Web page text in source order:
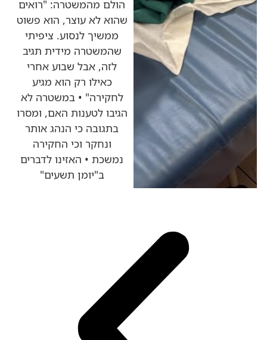
הולם מהמשטרה: "רואים
שהוא לא עוצר, הוא פשוט
ממשיך לנסוע. ציפיתי
שהמשטרה מידית תגיב
לזה, אבל שבוע אחרי
כאילו רק הוא מגיע
לחקירה" • במשטרה לא
הגיבו לטענות האם, ומסרו
בתגובה כי הנהג אותר
ונחקר וכי החקירה
נמשכת • האזינו לדברים
ב"יומן תשעים"